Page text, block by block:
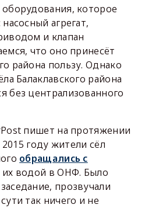
которое
агрегат,
и клапан
что оно принесёт
района пользу. Однако
Балаклавского района
без централизованного
пишет на протяжении
году жители сёл
обращались с
их водой в ОНФ. Было
прозвучали
так ничего и не